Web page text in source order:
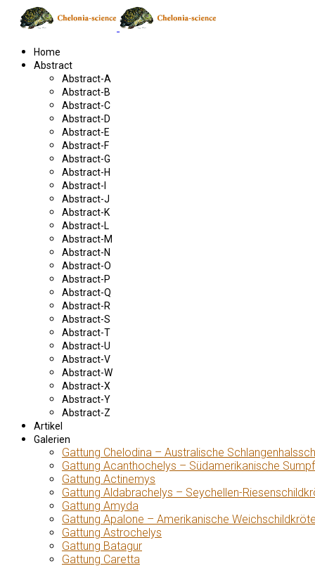
Home
Abstract
Abstract-A
Abstract-B
Abstract-C
Abstract-D
Abstract-E
Abstract-F
Abstract-G
Abstract-H
Abstract-I
Abstract-J
Abstract-K
Abstract-L
Abstract-M
Abstract-N
Abstract-O
Abstract-P
Abstract-Q
Abstract-R
Abstract-S
Abstract-T
Abstract-U
Abstract-V
Abstract-W
Abstract-X
Abstract-Y
Abstract-Z
Artikel
Galerien
Gattung Chelodina – Australische
Gattung Acanthochelys – Südamerikanische
Gattung Actinemys
Gattung Aldabrachelys – Seychellen-
Gattung Amyda
Gattung Apalone – Amerikanische
Gattung Astrochelys
Gattung Batagur
Gattung Caretta